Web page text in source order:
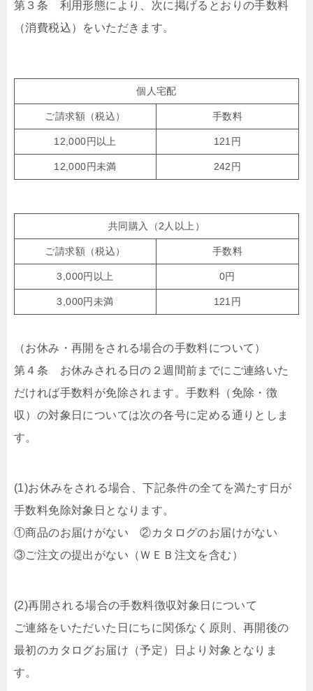
第３条 利用形態により、次に掲げるとおりの手数料
（消費税込）をいただきます。
個人宅配
ご請求額（税込） 手数料
12,000円以上 121円
12,000円未満 242円
共同購入（2人以上）
ご請求額（税込） 手数料
3,000円以上 0円
3,000円未満 121円
（お休み・再開をされる場合の手数料について）
第４条 お休みされる日の２週間前までにご連絡いた
だければ手数料が免除されます。手数料（免除・徴
収）の対象日については次の各号に定める通りとしま
す。
(1)お休みをされる場合、下記条件の全てを満たす日が
手数料免除対象日となります。
①商品のお届けがない ②カタログのお届けがない
③ご注文の提出がない（ＷＥＢ注文を含む）
(2)再開される場合の手数料徴収対象日について
ご連絡をいただいた日にちに関係なく原則、再開後の
最初のカタログお届け（予定）日より対象となりま
す。